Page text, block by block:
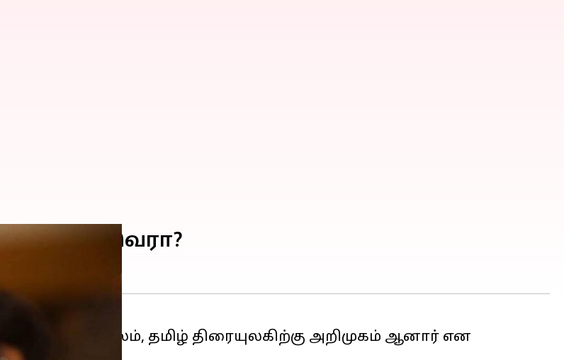
நாயகன் இவரா?
படத்தின் மூலம், தமிழ் திரையுலகிற்கு அறிமுகம் ஆனார் என